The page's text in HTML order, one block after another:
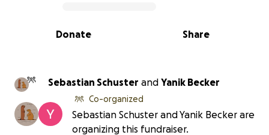
0% complete
Share
Donate
Sebastian Schuster and Yanik Becker
Co-organized
Sebastian Schuster and Yanik Becker are
organizing this fundraiser.